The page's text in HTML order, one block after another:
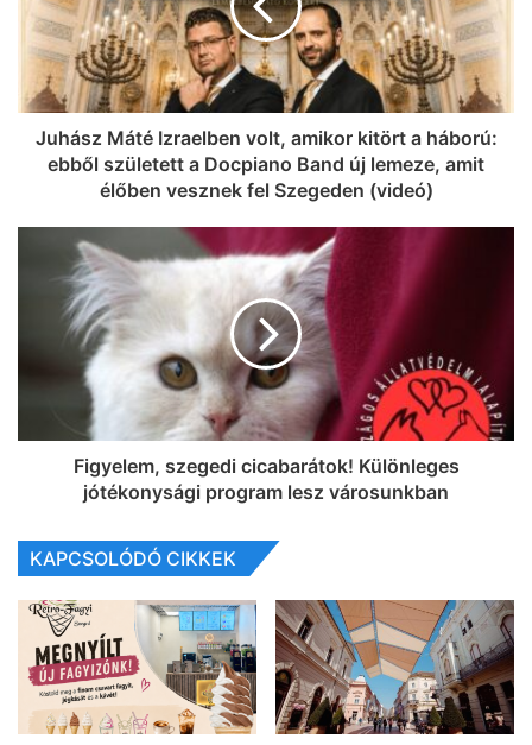
Juhász Máté Izraelben volt, amikor kitört a háború:
ebből született a Docpiano Band új lemeze, amit
élőben vesznek fel Szegeden (videó)
Figyelem, szegedi cicabarátok! Különleges
jótékonysági program lesz városunkban
KAPCSOLÓDÓ CIKKEK